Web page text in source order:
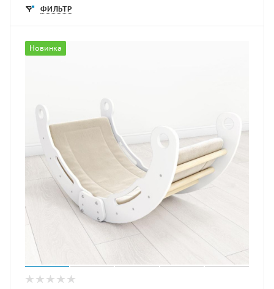
ФИЛЬТР
Новинка